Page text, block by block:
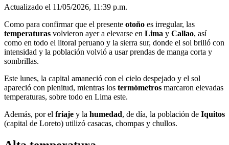
Actualizado el 11/05/2026, 11:39 p.m.
Como para confirmar que el presente otoño es irregular, las
temperaturas volvieron ayer a elevarse en Lima y Callao, así
como en todo el litoral peruano y la sierra sur, donde el sol brilló con
intensidad y la población volvió a usar prendas de manga corta y
sombrillas.
Este lunes, la capital amaneció con el cielo despejado y el sol
apareció con plenitud, mientras los termómetros marcaron elevadas
temperaturas, sobre todo en Lima este.
Además, por el friaje y la humedad, de día, la población de Iquitos
(capital de Loreto) utilizó casacas, chompas y chullos.